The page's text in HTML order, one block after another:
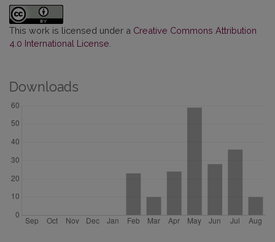
This work is licensed under a Creative Commons Attribution
4.0 International License
Downloads